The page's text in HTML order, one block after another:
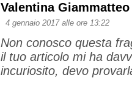
Valentina Giammatteo
4 gennaio 2017 alle ore 13:22
Non conosco questa
il tuo articolo mi ha
incuriosito, devo